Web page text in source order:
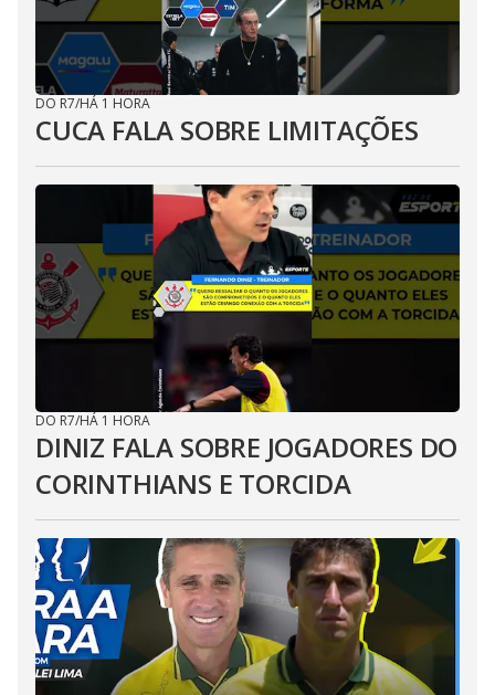
DO R7/HÁ 1 HORA
CUCA FALA SOBRE LIMITAÇÕES
DO R7/HÁ 1 HORA
DINIZ FALA SOBRE JOGADORES DO
CORINTHIANS E TORCIDA